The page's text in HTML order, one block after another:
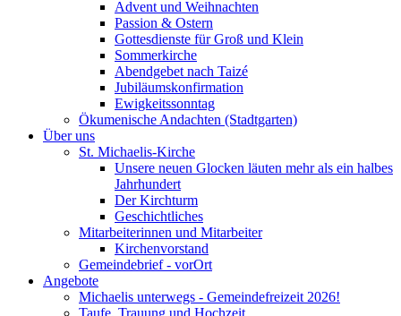
Advent und Weihnachten
Passion & Ostern
Gottesdienste für Groß und Klein
Sommerkirche
Abendgebet nach Taizé
Jubiläumskonfirmation
Ewigkeitssonntag
Ökumenische Andachten (Stadtgarten)
Über uns
St. Michaelis-Kirche
Unsere neuen Glocken läuten mehr als ein halbes
Jahrhundert
Der Kirchturm
Geschichtliches
Mitarbeiterinnen und Mitarbeiter
Kirchenvorstand
Gemeindebrief - vorOrt
Angebote
Michaelis unterwegs - Gemeindefreizeit 2026!
Taufe, Trauung und Hochzeit